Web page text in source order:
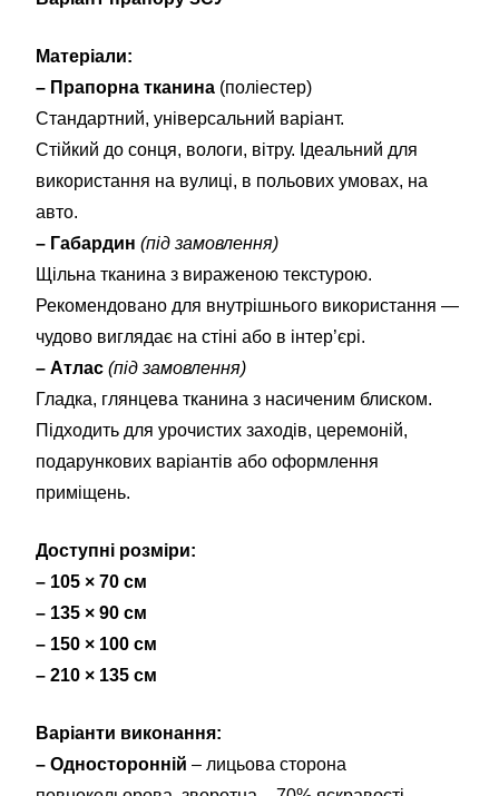
Матеріали:
– Прапорна тканина (поліестер)
Стандартний, універсальний варіант.
Стійкий до сонця, вологи, вітру. Ідеальний для
використання на вулиці, в польових умовах, на
авто.
– Габардин (під замовлення)
Щільна тканина з вираженою текстурою.
Рекомендовано для внутрішнього використання —
чудово виглядає на стіні або в інтер’єрі.
– Атлас (під замовлення)
Гладка, глянцева тканина з насиченим блиском.
Підходить для урочистих заходів, церемоній,
подарункових варіантів або оформлення
приміщень.
Доступні розміри:
– 105 × 70 см
– 135 × 90 см
– 150 × 100 см
– 210 × 135 см
Варіанти виконання:
– Односторонній – лицьова сторона